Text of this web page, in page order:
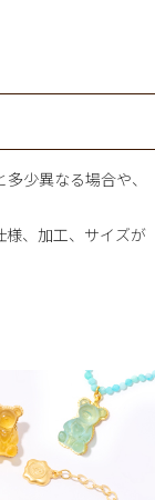
少異なる場合や、
、加工、サイズが